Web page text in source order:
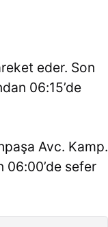
eder. Son
06:15’de
Avc. Kamp.
06:00’de sefer